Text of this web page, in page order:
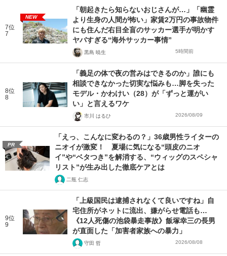
7位
7
NEW
「朝起きたら知らないおじさんが…」「幽霊
より生身の人間が怖い」家賃2万円の事故物件
にも住んだ右目全盲のサッカー選手が明かす
ヤバすぎる“海外サッカー事情”
黒島 暁生 5時間前
8位
8
「義足の体で夜の営みはできるのか」誰にも
相談できなかった切実な悩みも…脚を失った
モデル・かわけい（28）が「ずっと運がい
い」と言えるワケ
市川 はるひ 2026/08/09
PR
「えっ、こんなに変わるの？」36歳男性ライターの
ニオイが激変！ 夏場に気になる“頭皮のニオ
イ”や“ベタつき”を解消する、“ウィッグのスペシャ
リスト”が生み出した徹底ケアとは
二瓶 仁志
9位
9
「上級国民は逮捕されなくて良いですね」自
宅住所がネットに流出、嫌がらせ電話も…
《12人死傷の池袋暴走事故》飯塚幸三の長男
が直面した「加害者家族への暴力」
守田 哲 2026/08/08